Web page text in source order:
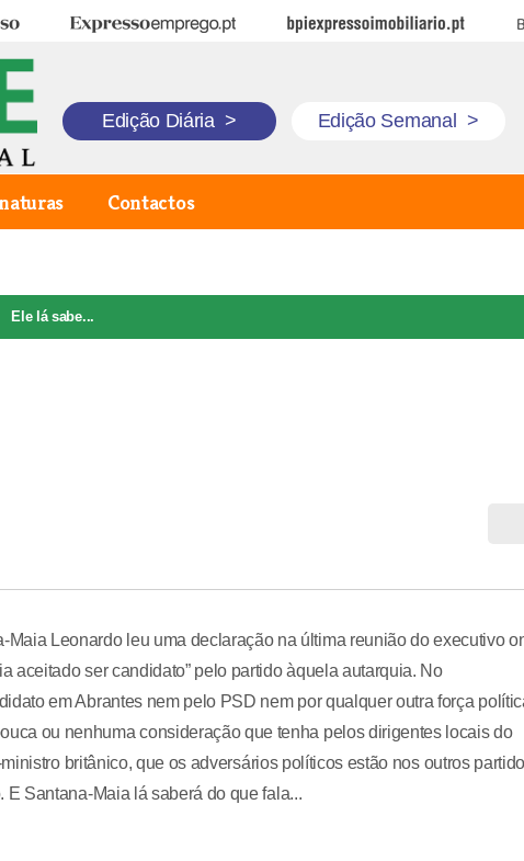
Expresso Emprego BPI Expresso Imobiliário
Edição Diária > Edição Semanal >
Contactos
Ele lá sabe...
Leonardo leu uma declaração na última reunião do executivo
aceitado ser candidato” pelo partido àquela autarquia. No
em Abrantes nem pelo PSD nem por qualquer outra força
ou nenhuma consideração que tenha pelos dirigentes locais do
britânico, que os adversários políticos estão nos outros
Santana-Maia lá saberá do que fala...